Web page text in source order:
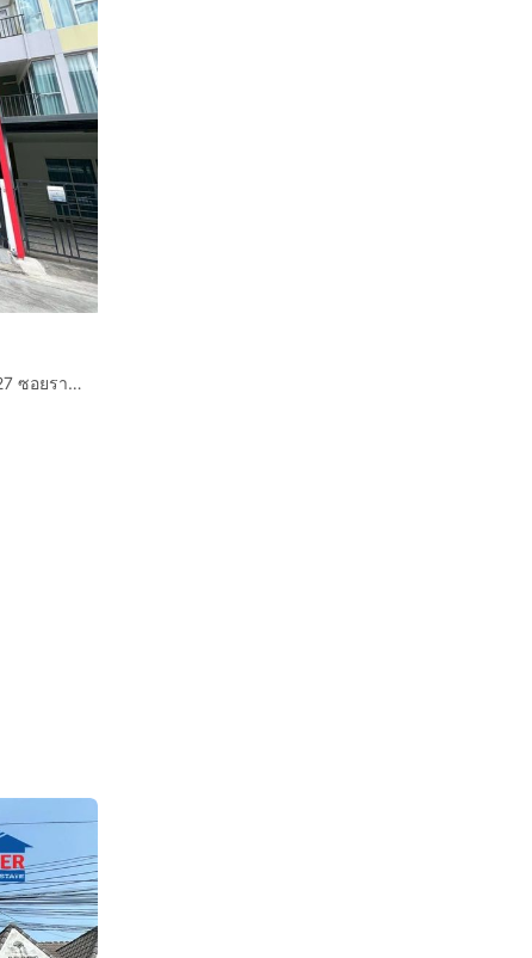
ทาวน์โฮม 3 ชั้น 19.4 ตร.ว. หมู่บ้านเบล็สทาวน์ รามอินทรา127 ซอยรามอินทรา127 ถนนรามอินทรา ถนนสุวินทวงศ์ เขตมีนบุรี กรุงเทพมหานคร